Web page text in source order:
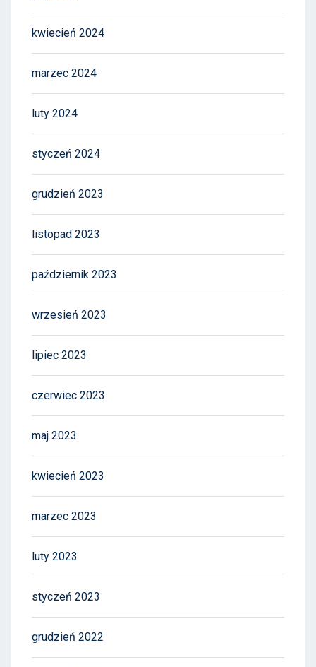
kwiecień 2024
marzec 2024
luty 2024
styczeń 2024
grudzień 2023
listopad 2023
październik 2023
wrzesień 2023
lipiec 2023
czerwiec 2023
maj 2023
kwiecień 2023
marzec 2023
luty 2023
styczeń 2023
grudzień 2022